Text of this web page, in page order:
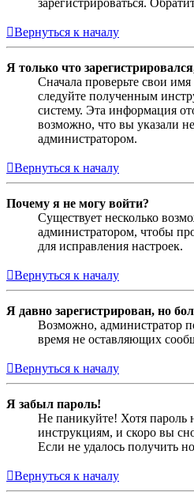
Вернуться к началу
Я только что
Сначала проверьте свои
следуйте полученным
систему. Эта информация
возможно, что вы указали
администратором.
Вернуться к началу
Почему я не могу войти?
Существует несколько
администратором, чтобы
для исправления настроек.
Вернуться к началу
Я давно зарегистрирован, но
Возможно, администратор
время не оставляющих
Вернуться к началу
Я забыл пароль!
Не паникуйте! Хотя пароль
инструкциям, и скоро вы
Если не удалось получить
Вернуться к началу